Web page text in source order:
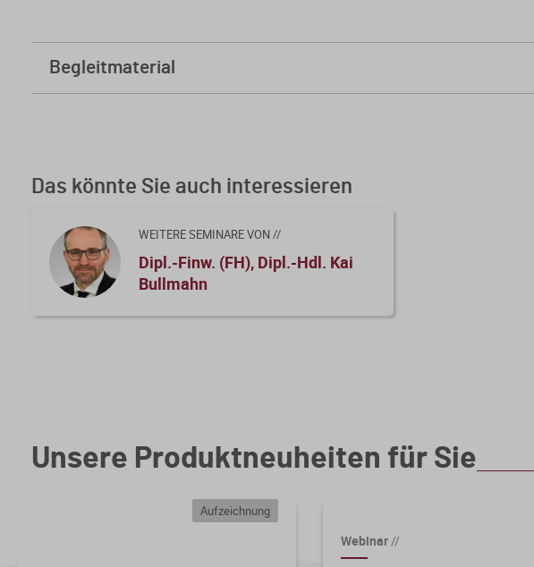
Begleitmaterial
Das könnte Sie auch interessieren
WEITERE SEMINARE VON //
Dipl.-Finw. (FH), Dipl.-Hdl. Kai
Bullmahn
Unsere Produktneuheiten für Sie
Aufzeichnung
Webinar//